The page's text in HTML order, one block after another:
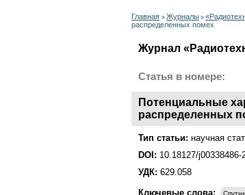
Главная > Журналы >
распределенных помех
Журнал
Статья в номере:
Потенциальные
распределенных
Тип статьи: научная
DOI: 10.18127/j00338486-
УДК: 629.058
Ключевые слова: